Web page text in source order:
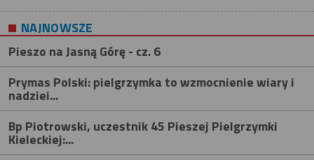
NAJNOWSZE
Pieszo na Jasną Górę - cz. 6
Prymas Polski: pielgrzymka to wzmocnienie wiary i
nadziei...
Bp Piotrowski, uczestnik 45 Pieszej Pielgrzymki
Kieleckiej:...